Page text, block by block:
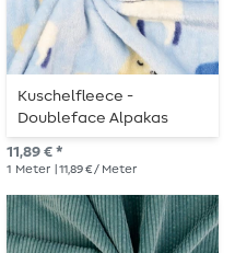
Kuschelfleece -
Doubleface Alpakas
Hellblau
11,89 € *
1 Meter | 11,89 € / Meter